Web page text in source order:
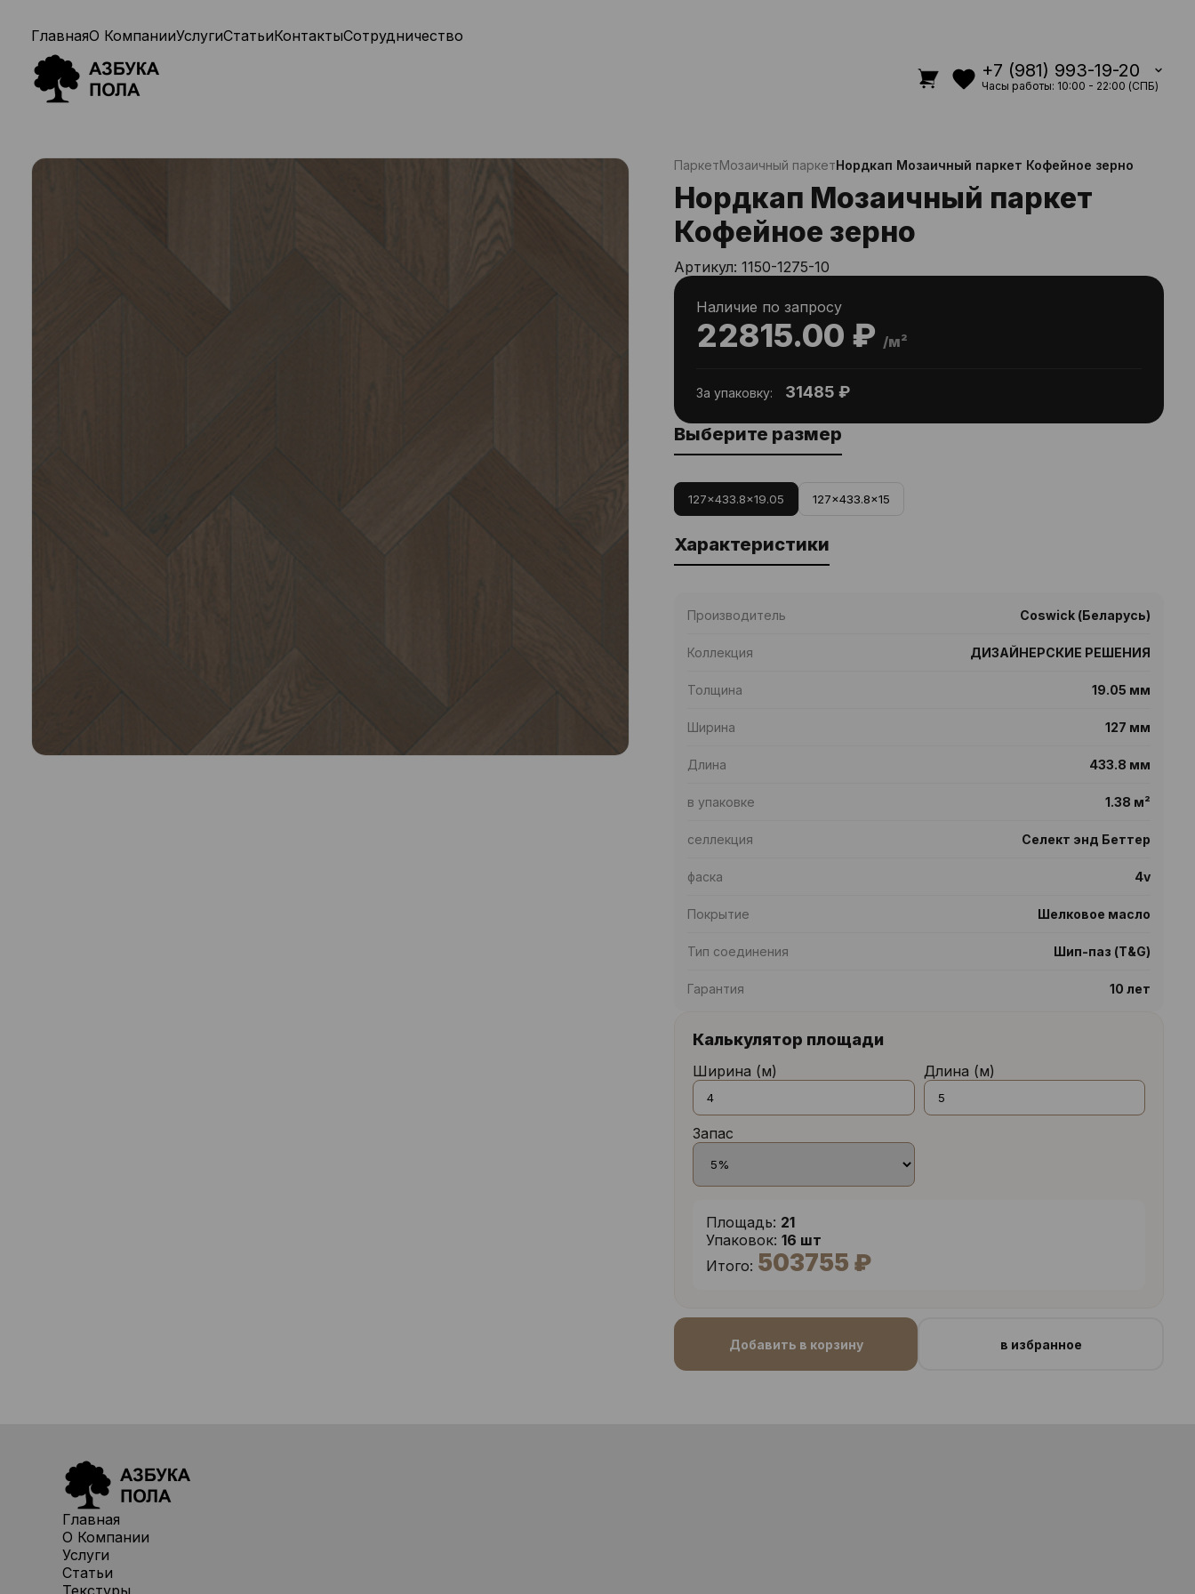
+7 (981) 993-19-20
Часы работы: 10:00 - 22:00 (СПБ)
ГлавнаяО КомпанииУслугиСтатьиКонтактыСотрудничество
ПаркетМозаичный паркетНордкап Мозаичный паркет Кофейное зерно
Нордкап Мозаичный паркет
Кофейное зерно
Артикул:1150-1275-10
22815.00 ₽ /м²
Наличие по запросу
За упаковку: 31485 ₽
Выберите размер
127x433.8x19.05 127x433.8x15
Характеристики
Производитель Coswick (Беларусь)
Коллекция ДИЗАЙНЕРСКИЕ РЕШЕНИЯ
Толщина 19.05 мм
Ширина 127 мм
Длина 433.8 мм
в упаковке 1.38 м²
селлекция Селект энд Беттер
фаска 4v
Покрытие Шелковое масло
Тип соединения Шип-паз (T&G)
Гарантия 10 лет
Калькулятор площади
Ширина (м) Длина (м)
Запас
Площадь: 21
Упаковок: 16 шт
Итого: 503755 ₽
Добавить в корзину в избранное
Главная
О Компании
Услуги
Статьи
Текстуры